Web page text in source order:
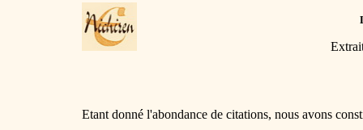
Etant donné l'abondance de citations, nous avons